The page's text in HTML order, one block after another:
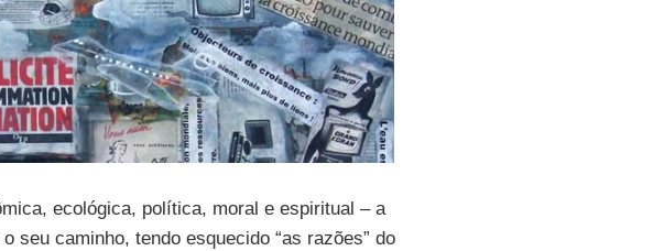
ecológica, política, moral e espiritual – a
seu caminho, tendo esquecido “as razões” do